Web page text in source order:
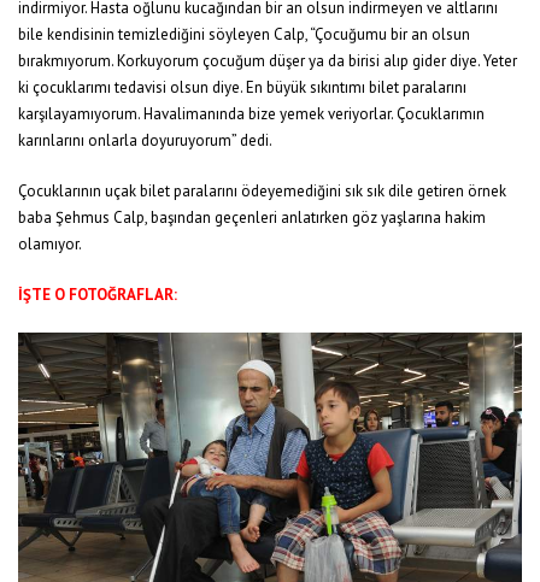
indirmiyor. Hasta oğlunu kucağından bir an olsun indirmeyen ve altlarını
bile kendisinin temizlediğini söyleyen Calp, “Çocuğumu bir an olsun
bırakmıyorum. Korkuyorum çocuğum düşer ya da birisi alıp gider diye. Yeter
ki çocuklarımı tedavisi olsun diye. En büyük sıkıntımı bilet paralarını
karşılayamıyorum. Havalimanında bize yemek veriyorlar. Çocuklarımın
karınlarını onlarla doyuruyorum” dedi.
Çocuklarının uçak bilet paralarını ödeyemediğini sık sık dile getiren örnek
baba Şehmus Calp, başından geçenleri anlatırken göz yaşlarına hakim
olamıyor.
İŞTE O FOTOĞRAFLAR: